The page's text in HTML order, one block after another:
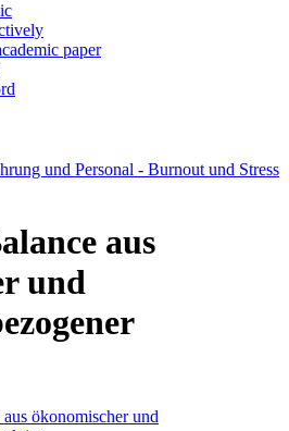
paper
und Personal - Burnout und Stress
aus
und